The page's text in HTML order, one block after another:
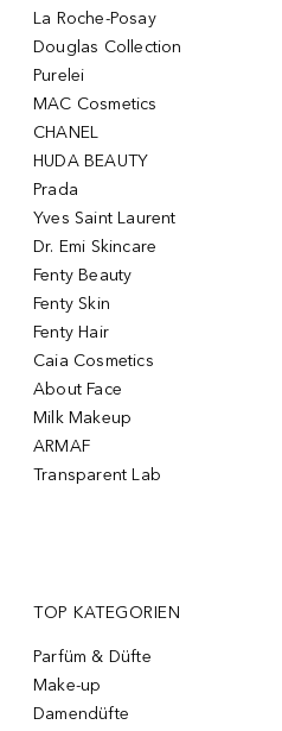
La Roche-Posay
Douglas Collection
Purelei
MAC Cosmetics
CHANEL
HUDA BEAUTY
Prada
Yves Saint Laurent
Dr. Emi Skincare
Fenty Beauty
Fenty Skin
Fenty Hair
Caia Cosmetics
About Face
Milk Makeup
ARMAF
Transparent Lab
TOP KATEGORIEN
Parfüm & Düfte
Make-up
Damendüfte